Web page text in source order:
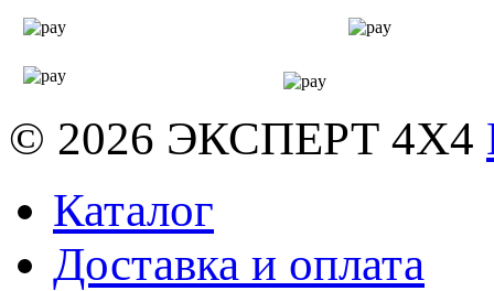
© 2026 ЭКСПЕРТ 4Х4
Каталог
Доставка и оплата